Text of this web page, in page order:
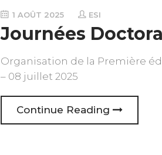
1 AOÛT 2025 ESI
Journées
Organisation de la Première
– 08 juillet 2025
Continue Reading